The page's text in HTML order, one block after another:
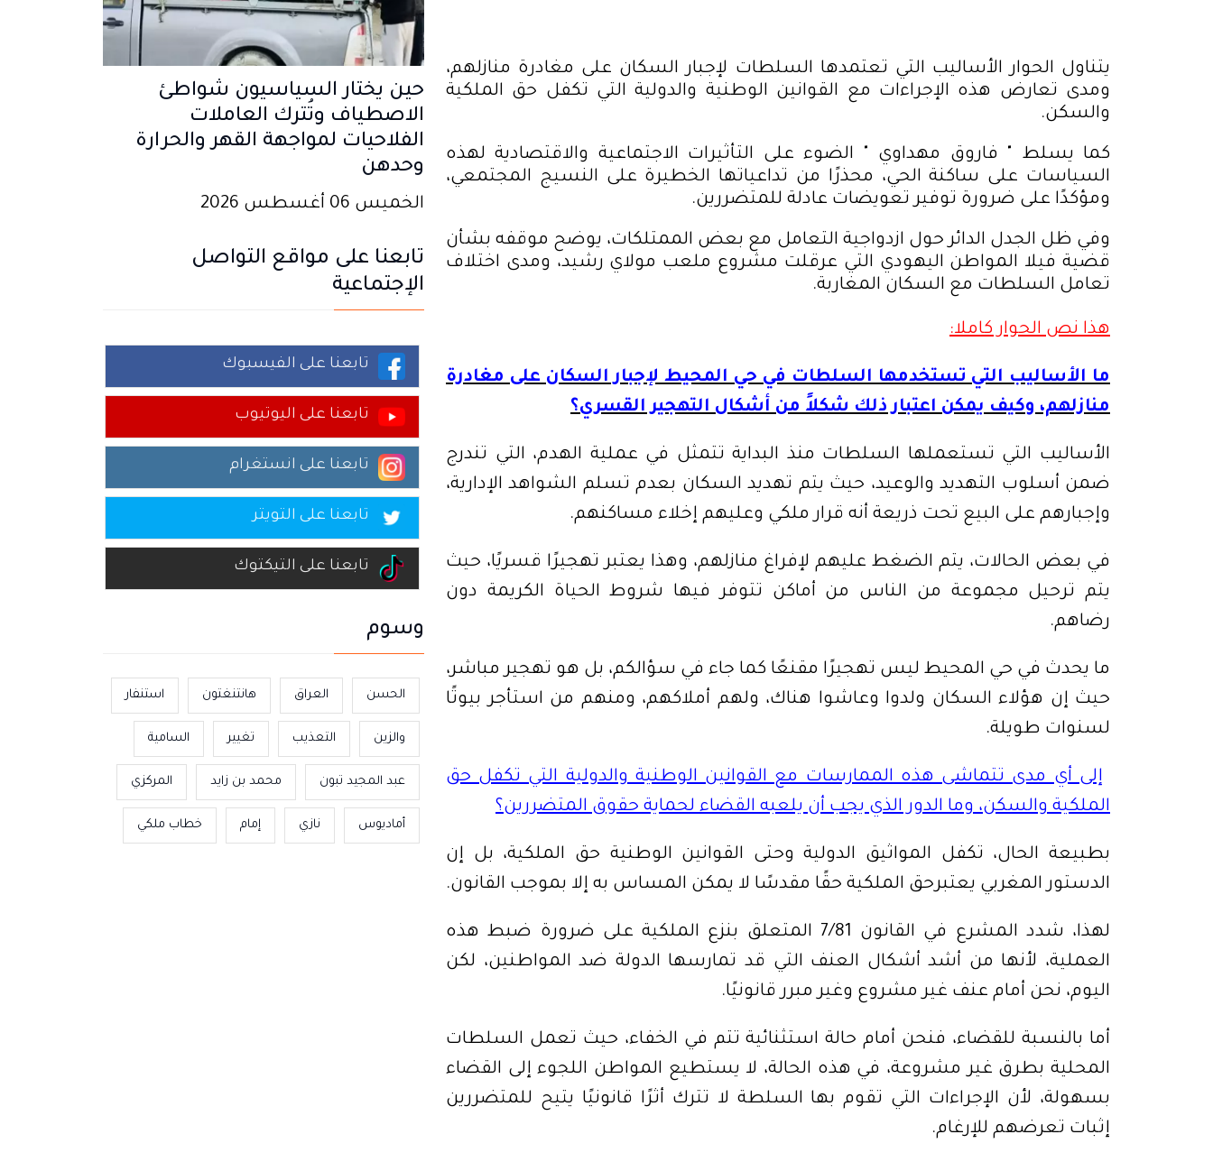
يتناول الحوار الأساليب التي تعتمدها السلطات لإجبار السكان على مغادرة منازلهم،
ومدى تعارض هذه الإجراءات مع القوانين الوطنية والدولية التي تكفل حق الملكية
والسكن.
كما يسلط " فاروق مهداوي " الضوء على التأثيرات الاجتماعية والاقتصادية لهذه
السياسات على ساكنة الحي، محذرًا من تداعياتها الخطيرة على النسيج المجتمعي،
ومؤكدًا على ضرورة توفير تعويضات عادلة للمتضررين.
وفي ظل الجدل الدائر حول ازدواجية التعامل مع بعض الممتلكات، يوضح موقفه بشأن
قضية فيلا المواطن اليهودي التي عرقلت مشروع ملعب مولاي رشيد، ومدى اختلاف
تعامل السلطات مع السكان المغاربة.
هذا نص الحوار كاملا:
ما الأساليب التي تستخدمها السلطات في حي المحيط لإجبار السكان على مغادرة
منازلهم، وكيف يمكن اعتبار ذلك شكلاً من أشكال التهجير القسري؟
الأساليب التي تستعملها السلطات منذ البداية تتمثل في عملية الهدم، التي تندرج
ضمن أسلوب التهديد والوعيد، حيث يتم تهديد السكان بعدم تسلم الشواهد الإدارية،
وإجبارهم على البيع تحت ذريعة أنه قرار ملكي وعليهم إخلاء مساكنهم.
في بعض الحالات، يتم الضغط عليهم لإفراغ منازلهم، وهذا يعتبر تهجيرًا قسريًا، حيث
يتم ترحيل مجموعة من الناس من أماكن تتوفر فيها شروط الحياة الكريمة دون
رضاهم.
ما يحدث في حي المحيط ليس تهجيرًا مقنعًا كما جاء في سؤالكم، بل هو تهجير مباشر،
حيث إن هؤلاء السكان ولدوا وعاشوا هناك، ولهم أملاكهم، ومنهم من استأجر بيوتًا
لسنوات طويلة.
إلى أي مدى تتماشى هذه الممارسات مع القوانين الوطنية والدولية التي تكفل حق
الملكية والسكن، وما الدور الذي يجب أن يلعبه القضاء لحماية حقوق المتضررين؟
بطبيعة الحال، تكفل المواثيق الدولية وحتى القوانين الوطنية حق الملكية، بل إن
الدستور المغربي يعتبرحق الملكية حقًا مقدسًا لا يمكن المساس به إلا بموجب القانون.
لهذا، شدد المشرع في القانون 7/81 المتعلق بنزع الملكية على ضرورة ضبط هذه
العملية، لأنها من أشد أشكال العنف التي قد تمارسها الدولة ضد المواطنين، لكن
اليوم، نحن أمام عنف غير مشروع وغير مبرر قانونيًا.
أما بالنسبة للقضاء، فنحن أمام حالة استثنائية تتم في الخفاء، حيث تعمل السلطات
المحلية بطرق غير مشروعة، في هذه الحالة، لا يستطيع المواطن اللجوء إلى القضاء
بسهولة، لأن الإجراءات التي تقوم بها السلطة لا تترك أثرًا قانونيًا يتيح للمتضررين
إثبات تعرضهم للإرغام.
حين يختار السياسيون شواطئ
الاصطياف وتُترك العاملات
الفلاحيات لمواجهة القهر والحرارة
وحدهن
الخميس 06 أغسطس 2026
تابعنا على مواقع التواصل
الإجتماعية
تابعنا على الفيسبوك
تابعنا على اليوتيوب
تابعنا على انستغرام
تابعنا على التويتر
تابعنا على التيكتوك
وسوم
الحسن العراق هانتنغتون استنفار
والزين التعذيب تغيير السامية
عبد المجيد تبون محمد بن زايد المركزي
أماديوس نازي إمام خطاب ملكي